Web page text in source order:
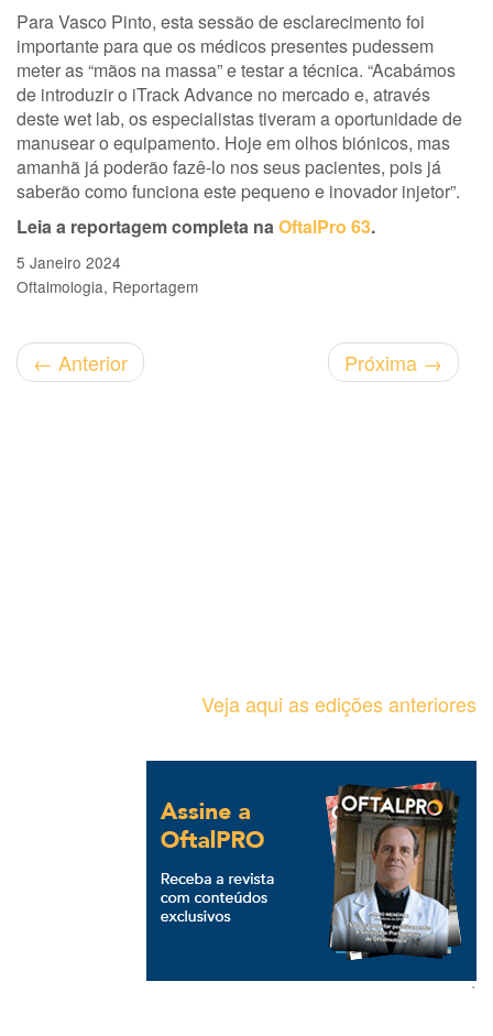
Para Vasco Pinto, esta sessão de esclarecimento foi
importante para que os médicos presentes pudessem
meter as “mãos na massa” e testar a técnica. “Acabámos
de introduzir o iTrack Advance no mercado e, através
deste wet lab, os especialistas tiveram a oportunidade de
manusear o equipamento. Hoje em olhos biónicos, mas
amanhã já poderão fazê-lo nos seus pacientes, pois já
saberão como funciona este pequeno e inovador injetor”.
Leia a reportagem completa na OftalPro 63.
5 Janeiro 2024
Oftalmologia Reportagem
← Anterior Próxima →
Veja aqui as edições anteriores
`